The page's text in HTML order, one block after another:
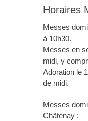
Horaires
Messes
à 10h30.
Messes en
midi, y
Adoration le
de midi.
Messes
Châtenay :